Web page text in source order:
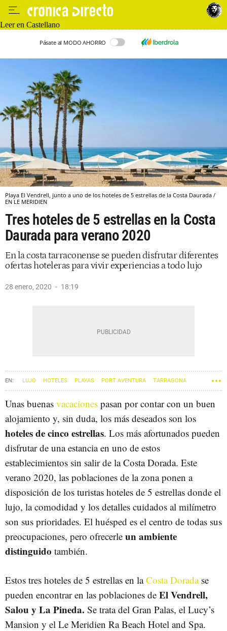
Leer en Castellano
Pásate al MODO AHORRO
Playa El Vendrell, junto a uno de los hoteles de 5 estrellas de la Costa Daurada /
EN LE MERIDIEN
Tres hoteles de 5 estrellas en la Costa
Daurada para verano 2020
En la costa tarraconense se pueden disfrutar diferentes
ofertas hoteleras para vivir experiencias a todo lujo
28 enero, 2020 18:19
LUJO HOTELES PLAYAS PORT AVENTURA TARRAGONA
Unas buenas vacaciones pasan por contar con un buen
alojamiento y, sin duda, los más deseados son los
hoteles de cinco estrellas. Los más afortunados pueden
disfrutar de una estancia en uno de estos
establecimientos sin salir de la Costa Dorada. Este
verano 2020, las poblaciones de la zona ponen a
disposición de los turistas hoteles de 5 estrellas donde el
lujo, la comodidad y los detalles cuidados al milímetro
son sus prioridades. El huésped es el centro de todas sus
preocupaciones, pero ofrecerle un ambiente
distinguido también.
Estos tres hoteles de 5 estrellas en laCosta Doradase
pueden encontrar en las poblaciones de El Vendrell,
Salou y La Pineda. Se trata del Gran Palas, el Lucy’s
Mansion y el Le Meridien Ra Beach Hotel and Spa.